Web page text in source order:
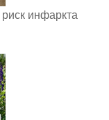
инфаркта